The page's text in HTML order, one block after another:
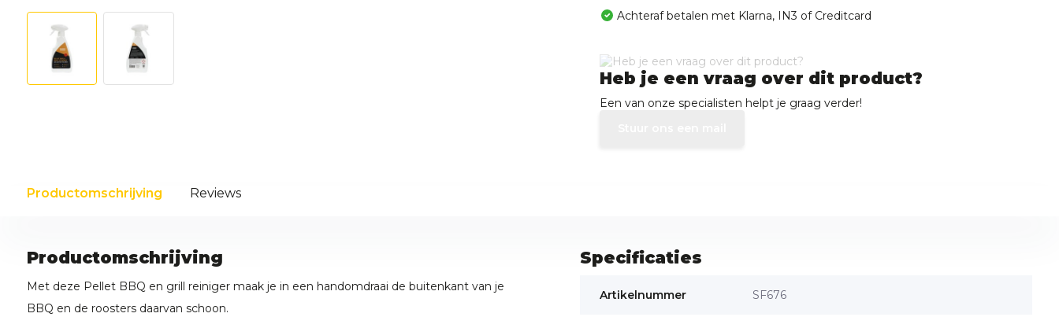
Achteraf betalen met Klarna, IN3 of Creditcard
Heb je een vraag over dit product?
Een van onze specialisten helpt je graag verder!
Productomschrijving Reviews
Productomschrijving
Met deze Pellet BBQ en grill reiniger maak je in een handomdraai de buitenkant van je
BBQ en de roosters daarvan schoon.
Specificaties
Artikelnummer SF676